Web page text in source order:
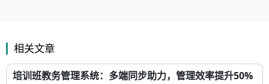
相关文章
培训班教务管理系统：多端同步助力，管理效率提升50%